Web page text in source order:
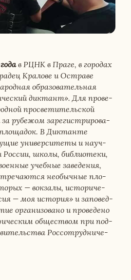
в РЦНК в Праге, в го­ро­дах
Кра­ло­ве и Остра­ве
об­ра­зо­ва­тель­ная
дик­тант». Для про­ве­
про­све­ти­тель­ской
за ру­бе­жом за­ре­ги­стри­ро­ва­
пло­ща­док. В Дик­тан­те
уни­вер­си­те­ты и на­уч­
России, школы, биб­лио­те­ки,
учеб­ные за­ве­де­ния,
необыч­ные пло­
— вок­за­лы, ис­то­ри­че­
— моя ис­то­рия» и за­по­вед­
ор­га­ни­зо­ва­но и про­ве­де­но
об­ще­ством при под­
Рос­со­труд­ни­че­